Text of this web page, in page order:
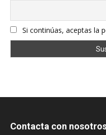
Si continúas, aceptas la
Contacta con